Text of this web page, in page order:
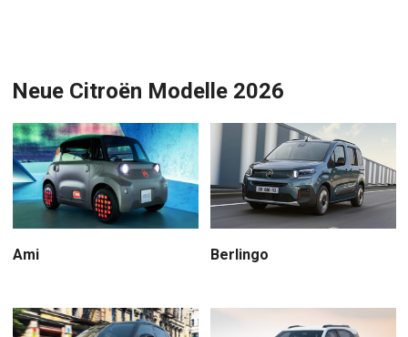
Neue Citroën Modelle 2026
Ami Berlingo